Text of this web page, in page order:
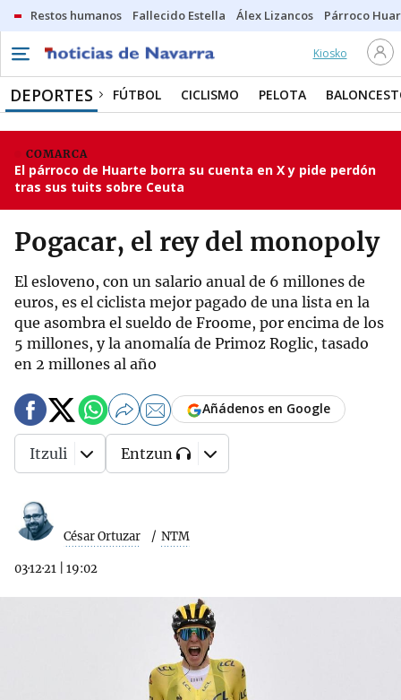
Restos humanos Fallecido Estella Álex Lizancos Párroco
Kiosko
DEPORTES FÚTBOL CICLISMO PELOTA
COMARCA
El párroco de Huarte borra su cuenta en X y pide perdón
tras sus tuits sobre Ceuta
Pogacar, el rey del monopoly
El esloveno, con un salario anual de 6 millones de
euros, es el ciclista mejor pagado de una lista en la
que asombra el sueldo de Froome, por encima de los
5 millones, y la anomalía de Primoz Roglic, tasado
en 2 millones al año
César Ortuzar NTM
03·12·21 19:02
Añádenos en Google
Itzuli Entzun